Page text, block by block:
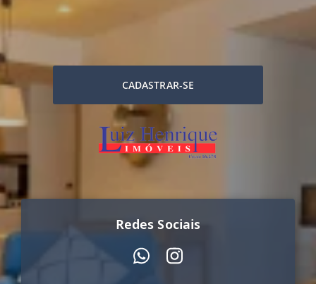
CADASTRAR-SE
Redes Sociais